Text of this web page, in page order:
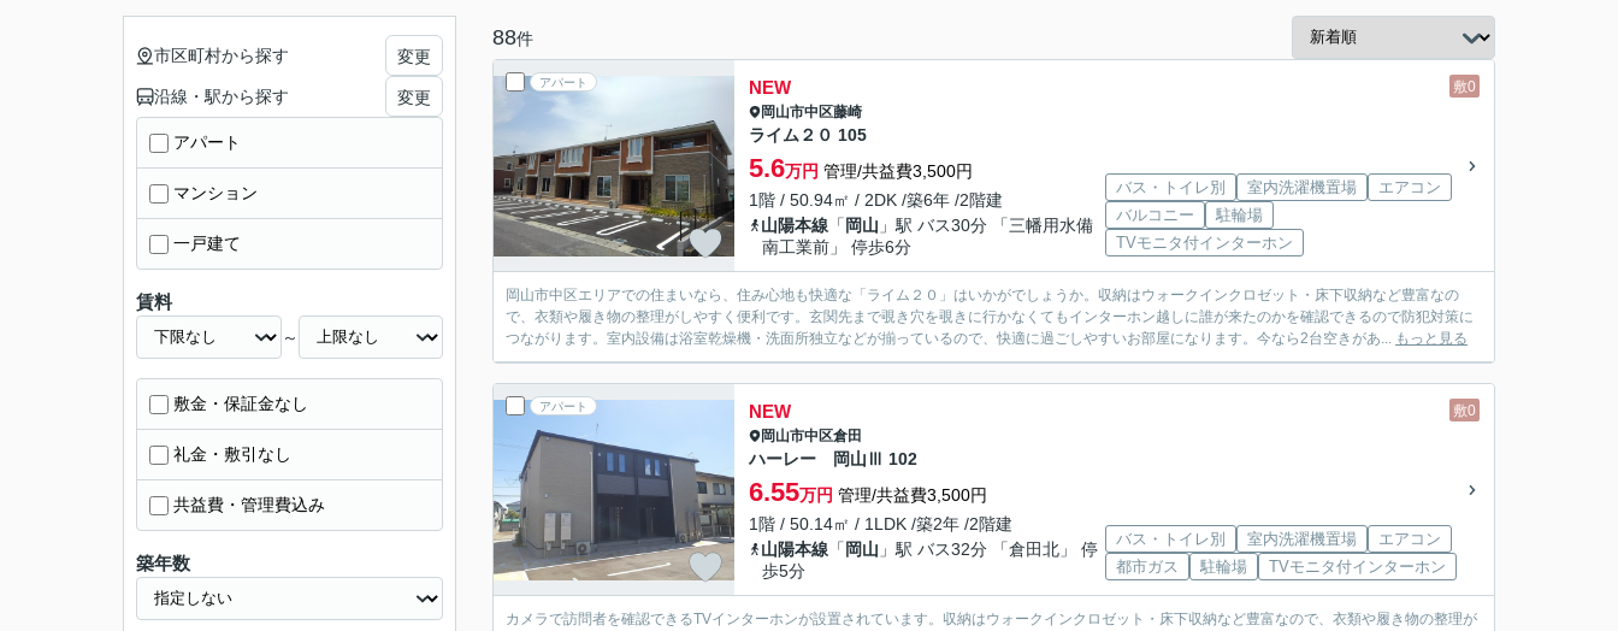
88件
アパート 敷0
NEW
岡山市中区藤崎
ライム２０ 105
5.6万円 管理/共益費3,500円
1階 / 50.94㎡ / 2DK /築6年 /2階建
山陽本線 「 岡山 」駅 バス30分 「三幡用水備
南工業前」 停歩6分
バス・トイレ別 室内洗濯機置場
エアコン
バルコニー
駐輪場
TVモニタ付インターホン
岡山市中区エリアでの住まいなら、住み心地も快適な「ライム２０」はいかがでしょうか。収納はウォークインクロゼット・床下収納など豊富なの
で、衣類や履き物の整理がしやすく便利です。玄関先まで覗き穴を覗きに行かなくてもインターホン越しに誰が来たのかを確認できるので防犯対策に
つながります。室内設備は浴室乾燥機・洗面所独立などが揃っているので、快適に過ごしやすいお部屋になります。今なら2台空きがあ... もっと見る
アパート 敷0
NEW
岡山市中区倉田
ハーレー 岡山Ⅲ 102
6.55万円 管理/共益費3,500円
1階 / 50.14㎡ / 1LDK /築2年 /2階建
山陽本線 「 岡山 」駅 バス32分 「倉田北」 停
歩5分
バス・トイレ別 室内洗濯機置場
エアコン
都市ガス
駐輪場 TVモニタ付インターホン
カメラで訪問者を確認できるTVインターホンが設置されています。収納はウォークインクロゼット・床下収納など豊富なので、衣類や履き物の整理が
市区町村から探す 変更
沿線・駅から探す 変更
アパート
マンション
一戸建て
賃料
～
敷金・保証金なし
礼金・敷引なし
共益費・管理費込み
築年数